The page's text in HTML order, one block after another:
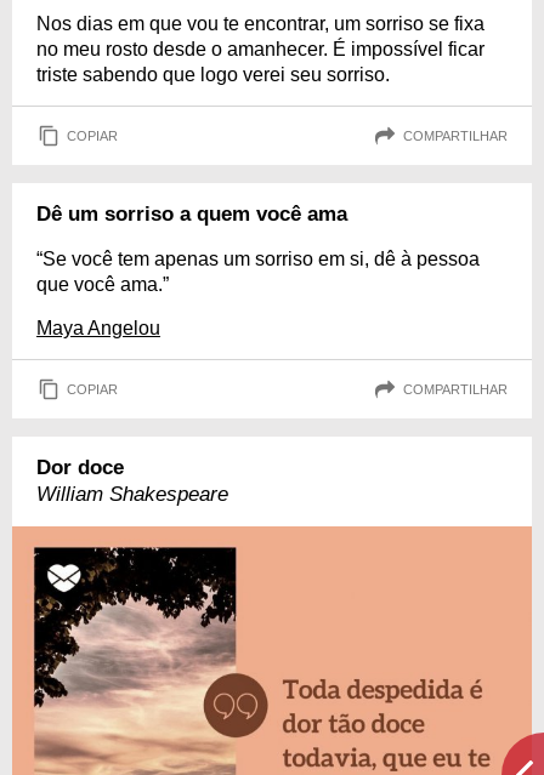
Nos dias em que vou te encontrar, um sorriso se fixa
no meu rosto desde o amanhecer. É impossível ficar
triste sabendo que logo verei seu sorriso.
COPIAR COMPARTILHAR
Dê um sorriso a quem você ama
“Se você tem apenas um sorriso em si, dê à pessoa
que você ama.”
Maya Angelou
COPIAR COMPARTILHAR
Dor doce
William Shakespeare